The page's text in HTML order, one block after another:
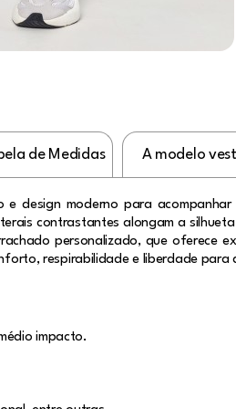
de Medidas A modelo
design moderno para
contrastantes alongam a
personalizado, que oferece
respirabilidade e liberdade para
impacto.